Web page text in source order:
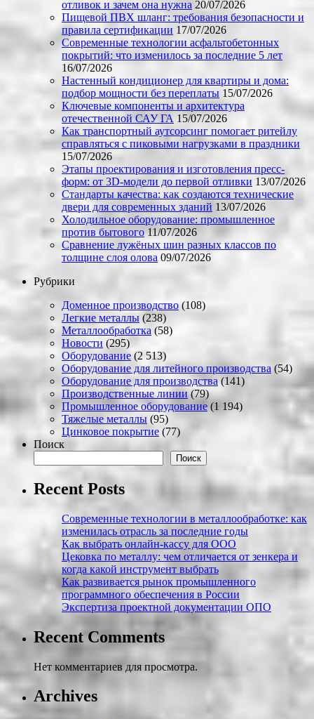
отливок и зачем она нужна 20/07/2026
Пищевой ПВХ шланг: требования безопасности и
правила сертификации 17/07/2026
Современные технологии асфальтобетонных
покрытий: что изменилось за последние 5 лет
16/07/2026
Настенный кондиционер для квартиры и дома:
подбор мощности без переплаты 15/07/2026
Ключевые компоненты и архитектура
отечественной САУ ГА 15/07/2026
Как транспортный аутсорсинг помогает ритейлу
справляться с пиковыми нагрузками в праздники
15/07/2026
Этапы проектирования и изготовления пресс-
форм: от 3D-модели до первой отливки 13/07/2026
Стандарты качества: как создаются технические
двери для современных зданий 13/07/2026
Холодильное оборудование: промышленное
против бытового 11/07/2026
Сравнение лужёных шин разных классов по
толщине слоя олова 09/07/2026
Рубрики
Доменное производство (108)
Легкие металлы (238)
Металлообработка (58)
Новости (295)
Оборудование (2 513)
Оборудование для литейного производства (54)
Оборудование для производства (141)
Производственные линии(79)
Промышленное оборудование (1 194)
Тяжелые металлы (95)
Цинковое покрытие (77)
Поиск
Поиск
Recent Posts
Современные технологии в металлообработке: как
изменилась отрасль за последние годы
Как выбрать онлайн-кассу для ООО
Цековка по металлу: чем отличается от зенкера и
когда какой инструмент выбрать
Как развивается рынок промышленного
программного обеспечения в России
Экспертиза проектной документации ОПО
Recent Comments
Нет комментариев для просмотра.
Archives